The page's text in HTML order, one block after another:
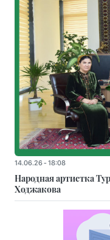
14.06.26 - 18:08
Народная артистка
Ходжакова